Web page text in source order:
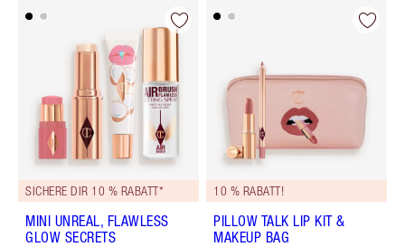
SICHERE DIR 10 % RABATT*
MINI UNREAL, FLAWLESS
GLOW SECRETS
10 % RABATT!
PILLOW TALK LIP KIT &
MAKEUP BAG